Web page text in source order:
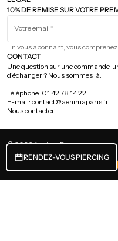
10% DE REMISE SUR VOTRE
Votre email
En vous abonnant, vous
CONTACT
Une question sur une commande,
d'échanger ? Nous sommes là.
Téléphone: 01 42 78 14 22
E-mail: contact@aenimaparis.fr
Nous contacter
© 2026Aenima Paris..
FRANCE (EUR €) / FRANÇAIS
RENDEZ-VOUS PIERCING